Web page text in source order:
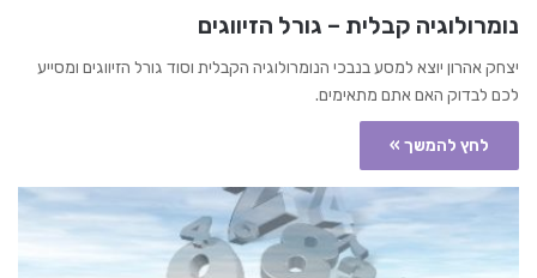
נומרולוגיה קבלית – גורל הזיווגים
יצחק אהרון יוצא למסע בנבכי הנומרולוגיה הקבלית וסוד גורל הזיווגים ומסייע
לכם לבדוק האם אתם מתאימים.
לחץ להמשך »